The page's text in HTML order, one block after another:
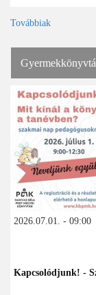
Továbbiak
2026.07.01. - 09:00
Kapcsolódjunk! -